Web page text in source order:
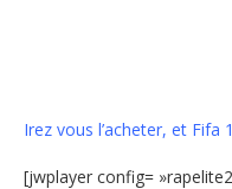
Irez vous l’acheter, et Fifa
[jwplayer config=